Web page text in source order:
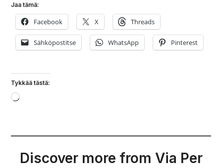
Jaa tämä:
Facebook X Threads
Sähköpostitse WhatsApp Pinterest
Tykkää tästä:
Loading…
Discover more from Via Per